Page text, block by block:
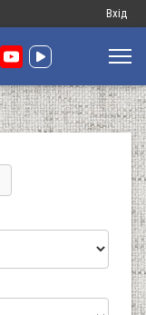
Меню
запису
Вхід